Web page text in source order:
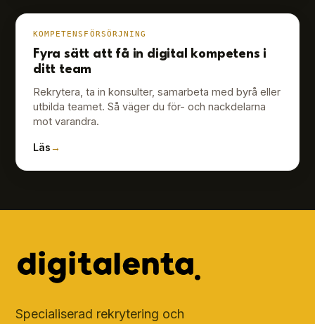
KOMPETENSFÖRSÖRJNING
Fyra sätt att få in digital kompetens i
ditt team
Rekrytera, ta in konsulter, samarbeta med byrå eller
utbilda teamet. Så väger du för- och nackdelarna
mot varandra.
Läs→
Specialiserad rekrytering och